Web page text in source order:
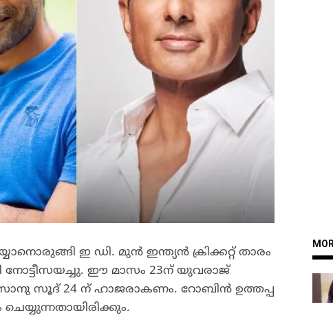
ഇ ഡി. മുൻ ഇന്ത്യൻ ക്രിക്കറ്റ് താരം
ഈ മാസം 23ന് യുവരാജ്
സോനു സൂദ് 24 ന് ഹാജരാകണം. റോബിൻ ഉത്തപ്പ